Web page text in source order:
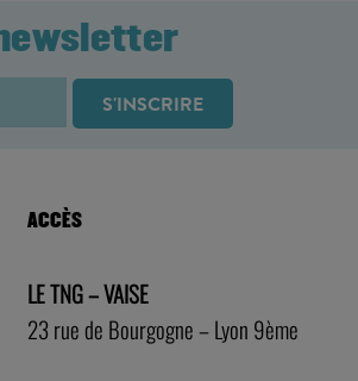
ACCÈS
LE TNG – VAISE
23 rue de Bourgogne – Lyon 9ème